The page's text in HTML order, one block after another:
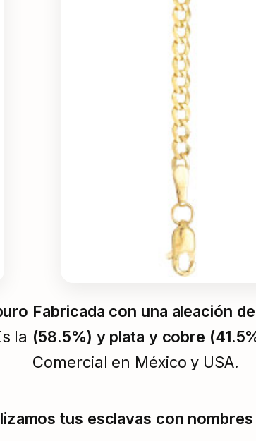
la
Fabricada con una aleación
(58.5%) y plata y cobre
Comercial en México y USA.
tus esclavas con